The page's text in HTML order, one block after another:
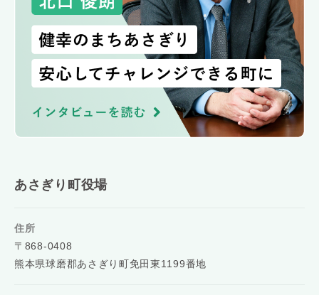
あさぎり町役場
住所
〒868-0408
熊本県球磨郡あさぎり町免田東1199番地